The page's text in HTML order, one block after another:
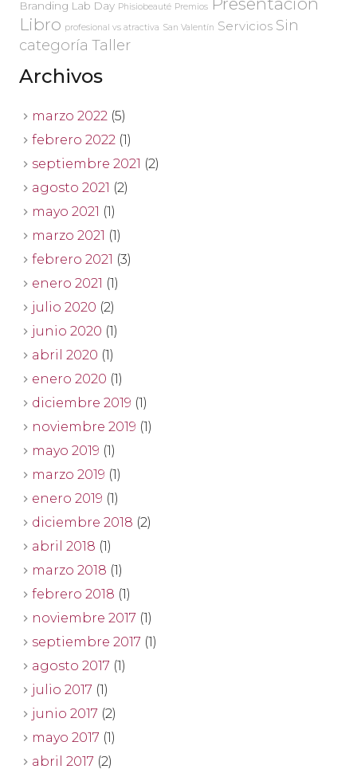
Branding Lab Day Phisiobeauté Premios
Libro profesional vs atractiva San Valentín Servicios Sin
categoría Taller
Archivos
marzo 2022 (5)
febrero 2022 (1)
septiembre 2021 (2)
agosto 2021 (2)
mayo 2021 (1)
marzo 2021 (1)
febrero 2021 (3)
enero 2021 (1)
julio 2020 (2)
junio 2020 (1)
abril 2020 (1)
enero 2020 (1)
diciembre 2019 (1)
noviembre 2019 (1)
mayo 2019 (1)
marzo 2019 (1)
enero 2019 (1)
diciembre 2018 (2)
abril 2018 (1)
marzo 2018 (1)
febrero 2018 (1)
noviembre 2017 (1)
septiembre 2017 (1)
agosto 2017 (1)
julio 2017 (1)
junio 2017 (2)
mayo 2017 (1)
abril 2017 (2)